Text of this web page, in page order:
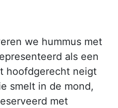
we hummus met
als een
hoofdgerecht neigt
smelt in de mond,
met